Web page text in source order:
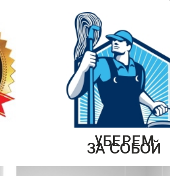
УБЕРЕМ
ЗА СОБОЙ